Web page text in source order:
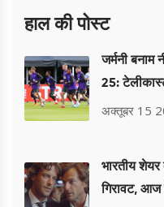
हाल की पोस्ट
जर्मनी
25:
अक्तूबर 15
भारतीय
गिरावट,